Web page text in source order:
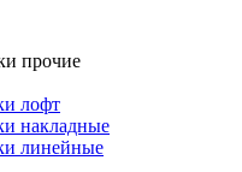
прочие
лофт
накладные
линейные